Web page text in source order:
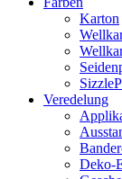
Karton
Veredelung
Deko-